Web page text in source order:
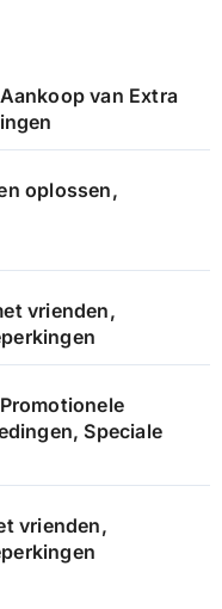
van Extra
oplossen,
vrienden,
Speciale
vrienden,